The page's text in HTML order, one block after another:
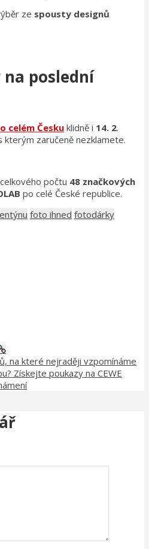
ze spousty designů
poslední
celém Českuklidně i 14. 2.
kterým zaručeně nezklamete.
počtu 48 značkových
po celé České republice.
foto ihned fotodárky
na které nejraději vzpomínáme
Získejte poukazy na CEWE